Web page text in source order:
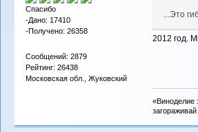
Спасибо
-Дано: 17410
-Получено: 26358
Сообщений: 2879
Рейтинг: 26438
Московская обл., Жуковский
...Это
2012 год.
«Виноделие